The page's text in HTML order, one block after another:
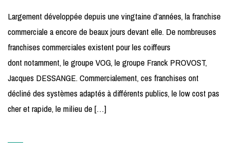
Largement développée depuis une vingtaine d’années, la franchise
commerciale a encore de beaux jours devant elle. De nombreuses
franchises commerciales existent pour les coiffeurs
dont notamment, le groupe VOG, le groupe Franck PROVOST,
Jacques DESSANGE. Commercialement, ces franchises ont
décliné des systèmes adaptés à différents publics, le low cost pas
cher et rapide, le milieu de […]